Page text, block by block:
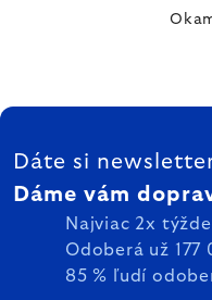
ZÁPÄTIE
Dáte si
Dáme vám
Najviac 2x
Odoberá už
85 % ľudí